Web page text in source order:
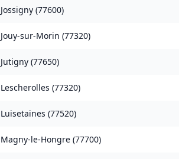
Jossigny (77600)
Jouy-sur-Morin (77320)
Jutigny (77650)
Lescherolles (77320)
Luisetaines (77520)
Magny-le-Hongre (77700)